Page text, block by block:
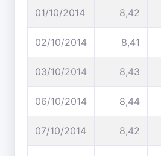
01/10/2014 8,42
02/10/2014 8,41
03/10/2014 8,43
06/10/2014 8,44
07/10/2014 8,42